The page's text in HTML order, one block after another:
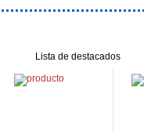
Lista de destacados